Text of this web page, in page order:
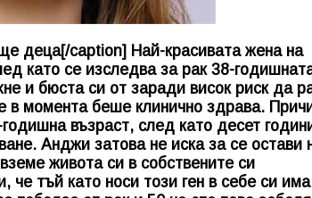
деца[/caption] Най-красивата жена на
като се изследва за рак 38-
и бюста си от заради висок риск да
в момента беше клинично здрава.
възраст, след като десет
Анджи затова не иска за се остави
живота си в собствените си
че тъй като носи този ген в себе си има